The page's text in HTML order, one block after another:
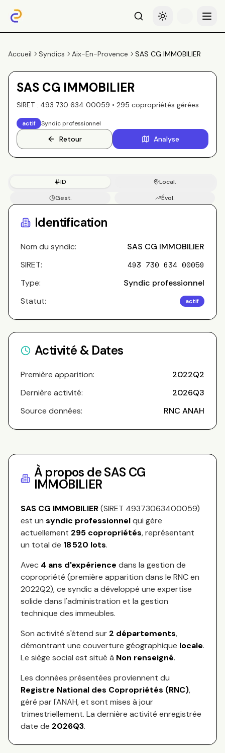
RechercheBasculer le thème
Menu
Accueil Syndics Aix-En-Provence SAS CG IMMOBILIER
SAS CG IMMOBILIER
SIRET : 493 730 634 00059 • 295 copropriétés gérées
actif Syndic professionnel
Retour Analyse
ID
Local.
Gest.
Évol.
Identification
Nom du syndic:
SAS CG IMMOBILIER
SIRET:
493 730 634 00059
Type:
Syndic professionnel
Statut:
actif
Activité & Dates
Première apparition:
2022Q2
Dernière activité:
2026Q3
Source données:
RNC ANAH
À propos deSAS CG
IMMOBILIER
SAS CG IMMOBILIER(SIRET 49373063400059)
est un syndic professionnelqui gère
actuellement 295 copropriétés, représentant
un total de 18 520 lots.
Avec 4 ans d'expérience dans la gestion de
copropriété (première apparition dans le RNC en
2022Q2), ce syndic a développé une expertise
solide dans l'administration et la gestion
technique des immeubles.
Son activité s'étend sur 2 départements,
démontrant une couverture géographique locale.
Le siège social est situé à Non renseigné.
Les données présentées proviennent du
Registre National des Copropriétés (RNC),
géré par l'ANAH, et sont mises à jour
trimestriellement. La dernière activité enregistrée
date de 2026Q3.